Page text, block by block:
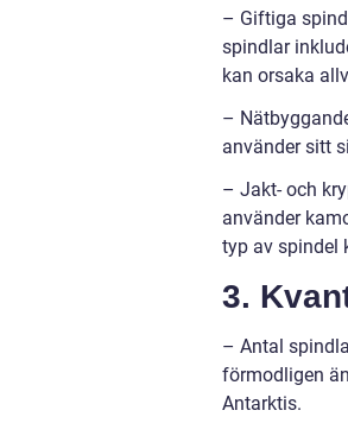
– Giftiga
spindlar
kan orsaka
–
använder sitt
– Jakt- och
använder
typ av spindel
3.
– Antal
förmodligen
Antarktis.